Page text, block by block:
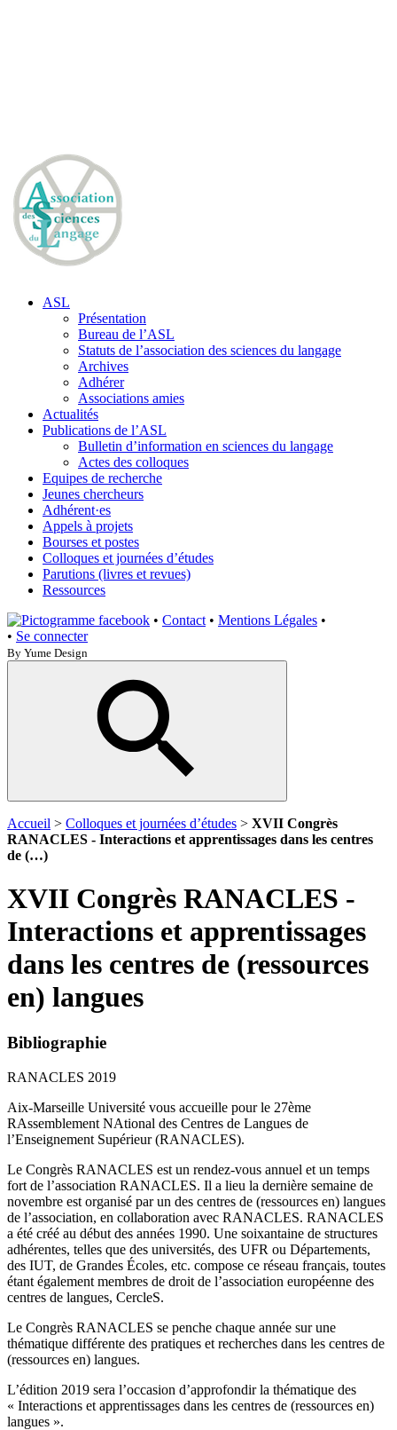
ASL
Présentation
Bureau de l’ASL
Statuts de l’association des sciences du langage
Archives
Adhérer
Associations amies
Actualités
Publications de l’ASL
Bulletin d’information en sciences du langage
Actes des colloques
Equipes de recherche
Jeunes chercheurs
Adhérent·es
Appels à projets
Bourses et postes
Colloques et journées d’études
Parutions (livres et revues)
Ressources
• Contact • Mentions Légales •
• Se connecter
By Yume Design
Accueil > Colloques et journées d’études > XVII Congrès
RANACLES - Interactions et apprentissages dans les centres
de (…)
XVII Congrès RANACLES -
Interactions et apprentissages
dans les centres de (ressources
en) langues
Bibliographie
RANACLES 2019
Aix-Marseille Université vous accueille pour le 27ème
RAssemblement NAtional des Centres de Langues de
l’Enseignement Supérieur (RANACLES).
Le Congrès RANACLES est un rendez-vous annuel et un temps
fort de l’association RANACLES. Il a lieu la dernière semaine de
novembre est organisé par un des centres de (ressources en) langues
de l’association, en collaboration avec RANACLES. RANACLES
a été créé au début des années 1990. Une soixantaine de structures
adhérentes, telles que des universités, des UFR ou Départements,
des IUT, de Grandes Écoles, etc. compose ce réseau français, toutes
étant également membres de droit de l’association européenne des
centres de langues, CercleS.
Le Congrès RANACLES se penche chaque année sur une
thématique différente des pratiques et recherches dans les centres de
(ressources en) langues.
L’édition 2019 sera l’occasion d’approfondir la thématique des
« Interactions et apprentissages dans les centres de (ressources en)
langues ».